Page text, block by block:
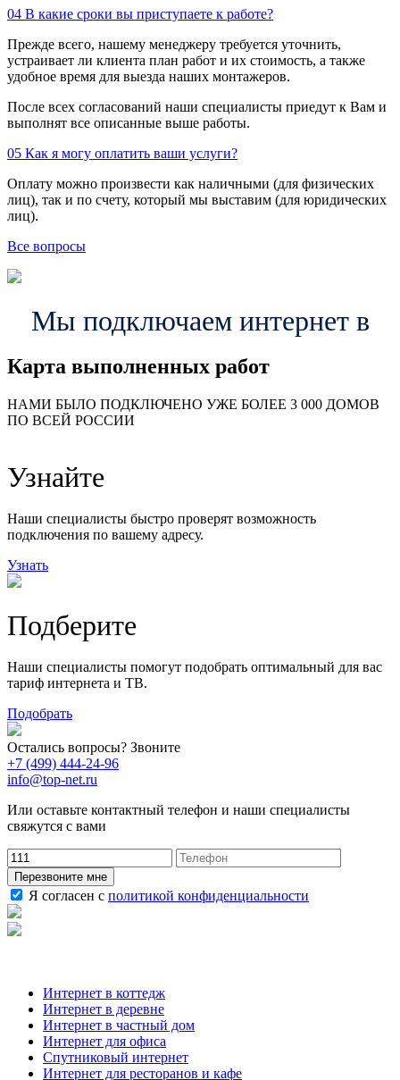
04 В какие сроки вы приступаете к работе?
Прежде всего, нашему менеджеру требуется уточнить,
устраивает ли клиента план работ и их стоимость, а также
удобное время для выезда наших монтажеров.
После всех согласований наши специалисты приедут к Вам и
выполнят все описанные выше работы.
05 Как я могу оплатить ваши услуги?
Оплату можно произвести как наличными (для физических
лиц), так и по счету, который мы выставим (для юридических
лиц).
Все вопросы
Мы подключаем интернет в
Карта выполненных работ
НАМИ БЫЛО ПОДКЛЮЧЕНО УЖЕ БОЛЕЕ 3 000 ДОМОВ
ПО ВСЕЙ РОССИИ
57
29
99
48
Узнайте
Наши специалисты быстро проверят возможность
подключения по вашему адресу.
Узнать
Подберите
Наши специалисты помогут подобрать оптимальный для вас
тариф интернета и ТВ.
Подобрать
Остались вопросы? Звоните
+7 (499) 444-24-96
info@top-net.ru
Или оставьте контактный телефон и наши специалисты
свяжутся с вами
Перезвоните мне
Я согласен с политикой конфиденциальности
Интернет в коттедж
Интернет в деревне
Интернет в частный дом
Интернет для офиса
Спутниковый интернет
Интернет для ресторанов и кафе